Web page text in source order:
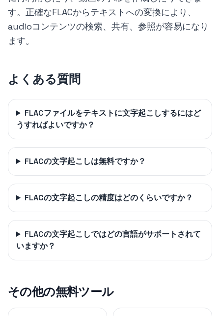
す。正確なFLACからテキストへの変換により、
audioコンテンツの検索、共有、参照が容易になり
ます。
よくある質問
FLACファイルをテキストに文字起こしするにはど
うすればよいですか？
FLACの文字起こしは無料ですか？
FLACの文字起こしの精度はどのくらいですか？
FLACの文字起こしではどの言語がサポートされて
いますか？
その他の無料ツール